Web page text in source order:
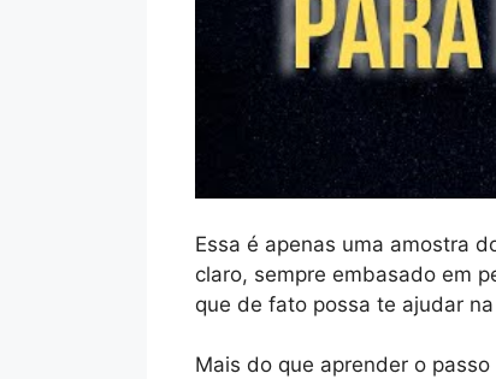
Essa é apenas uma amostra
claro, sempre embasado em
que de fato possa te ajudar
Mais do que aprender o